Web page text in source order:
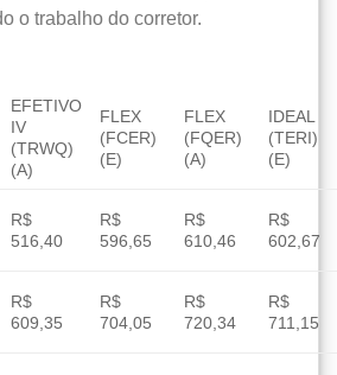
o trabalho do corretor.
EFETIVO
IV
(TRWQ)
(A)
FLEX
(FCER)
(E)
FLEX
(FQER)
(A)
IDEAL
(TERI)
(E)
R$
516,40
R$
596,65
R$
610,46
R$
602,67
R$
609,35
R$
704,05
R$
720,34
R$
711,15